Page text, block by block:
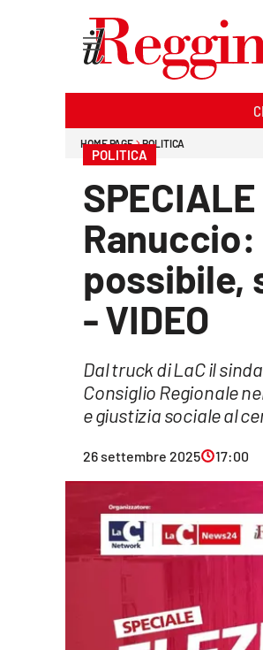
Economia e lavoro
HOME PAGE POLITICA
POLITICA
Ranuccio:
possibile,
- VIDEO
Dal truck di LaC il
Consiglio Regionale
e giustizia sociale al
26 settembre 2025 17:00